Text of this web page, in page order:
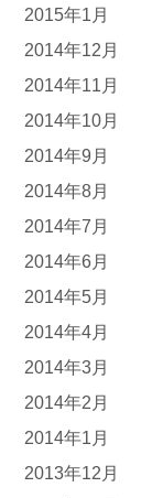
2015年1月
2014年12月
2014年11月
2014年10月
2014年9月
2014年8月
2014年7月
2014年6月
2014年5月
2014年4月
2014年3月
2014年2月
2014年1月
2013年12月